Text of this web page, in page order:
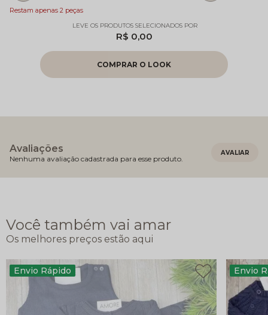
Restam apenas 2 peças
R$ 0,00
Avaliações
Nenhuma avaliação cadastrada para esse produto.
Você também vai amar
Envio Rápido Envio